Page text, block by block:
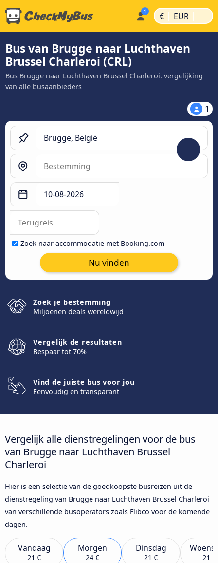
€ | EUR |
Bus van Brugge naar Luchthaven
Brussel Charleroi (CRL)
Bus Brugge naar Luchthaven Brussel Charleroi: vergelijking
van alle busaanbieders
1
Zoek naar accommodatie met Booking.com
Nu vinden
Zoek je bestemming
Miljoenen deals wereldwijd
Vergelijk de resultaten
Bespaar tot 70%
Vind de juiste bus voor jou
Eenvoudig en transparant
Vergelijk alle dienstregelingen voor de bus
van Brugge naar Luchthaven Brussel
Charleroi
Hier is een selectie van de goedkoopste busreizen uit de
dienstregeling van Brugge naar Luchthaven Brussel Charleroi
van verschillende busoperators zoals Flibco voor de komende
dagen.
Vandaag
21 €
Morgen
24 €
Dinsdag
21 € 21 €